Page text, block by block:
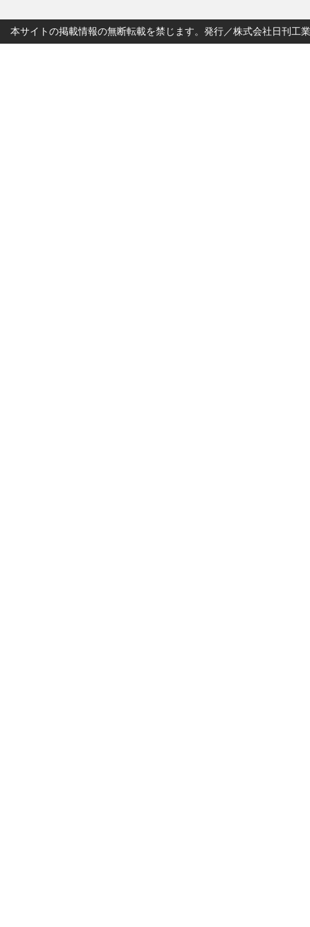
本サイトの掲載情報の無断転載を禁じます。発行／株式会社日刊